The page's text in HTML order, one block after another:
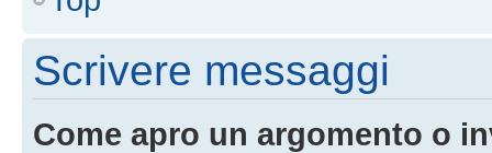
Scrivere messaggi
Come apro un argomento o